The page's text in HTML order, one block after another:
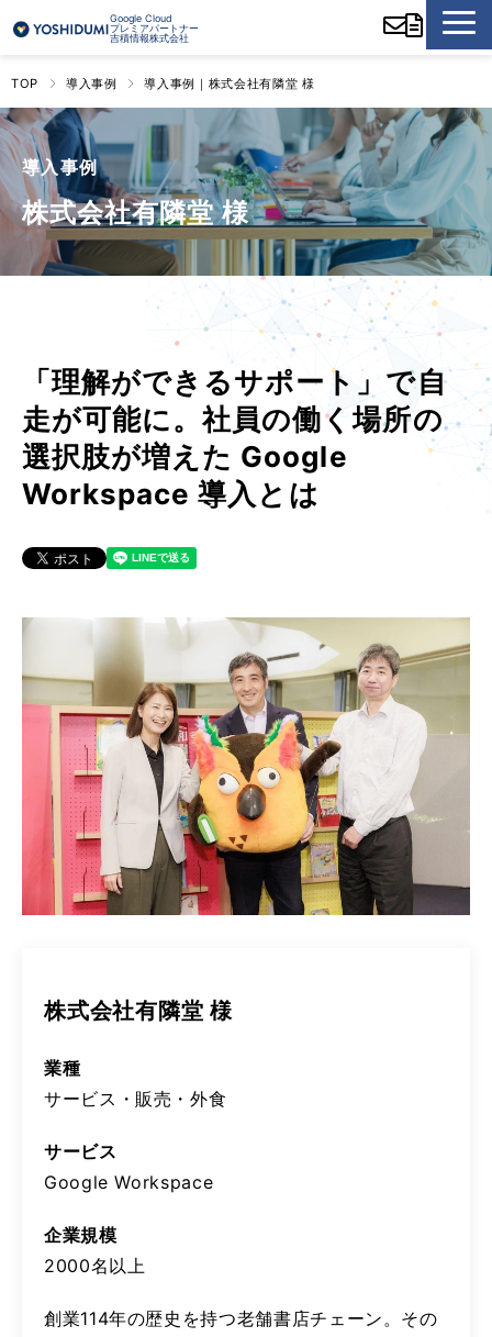
Google Cloud
プレミアパートナー
吉積情報株式会社
TOP 導入事例 導入事例｜株式会社有隣堂 様
導入事例
株式会社有隣堂 様
「理解ができるサポート」で自
走が可能に。社員の働く場所の
選択肢が増えた Google
Workspace 導入とは
株式会社有隣堂 様
業種
サービス・販売・外食
サービス
Google Workspace
企業規模
2000名以上
創業114年の歴史を持つ老舗書店チェーン。その